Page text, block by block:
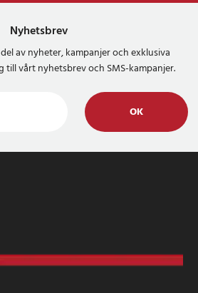
Nyhetsbrev
av nyheter, kampanjer och exklusiva
vårt nyhetsbrev och SMS-kampanjer.
OK